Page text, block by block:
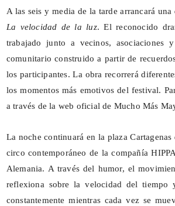
A las seis y media de la tarde arrancará
La velocidad de la luz. El reconocido
trabajado junto a vecinos, asociaciones
comunitario construido a partir de
los participantes. La obra recorrerá
los momentos más emotivos del festival.
a través de la web oficial de Mucho Más
La noche continuará en la plazaCartagenas
circo contemporáneo de la compañía
Alemania. A través del humor, el
reflexiona sobre la velocidad del tiempo
constantemente mientras cada vez se